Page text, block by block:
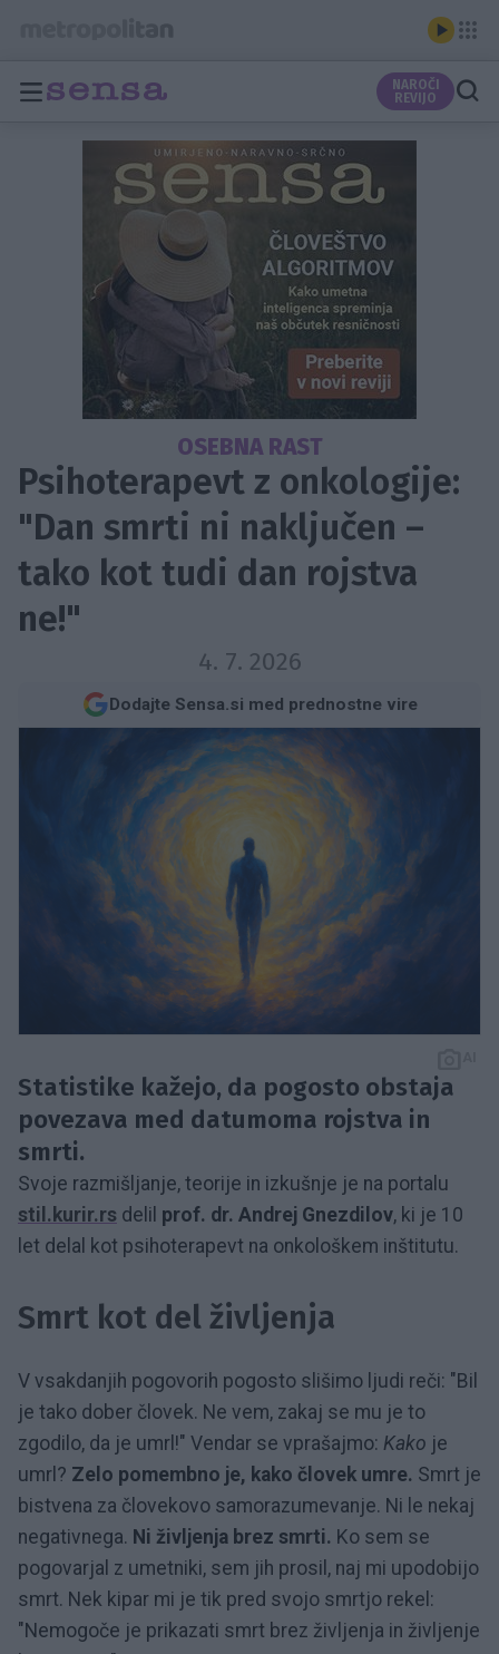
NAROČI
REVIJO
OSEBNA RAST
Psihoterapevt z onkologije:
"Dan smrti ni naključen –
tako kot tudi dan rojstva
ne!"
4. 7. 2026
Dodajte Sensa.si med prednostne vire
Statistike kažejo, da pogosto obstaja
povezava med datumoma rojstva in
smrti.
Svoje razmišljanje, teorije in izkušnje je na portalu
stil.kurir.rs delil prof. dr. Andrej Gnezdilov, ki je 10
let delal kot psihoterapevt na onkološkem inštitutu.
Smrt kot del življenja
V vsakdanjih pogovorih pogosto slišimo ljudi reči: "Bil
je tako dober človek. Ne vem, zakaj se mu je to
zgodilo, da je umrl!" Vendar se vprašajmo: Kako je
umrl? Zelo pomembno je, kako človek umre. Smrt je
bistvena za človekovo samorazumevanje. Ni le nekaj
negativnega. Ni življenja brez smrti. Ko sem se
pogovarjal z umetniki, sem jih prosil, naj mi upodobijo
smrt. Nek kipar mi je tik pred svojo smrtjo rekel:
"Nemogoče je prikazati smrt brez življenja in življenje